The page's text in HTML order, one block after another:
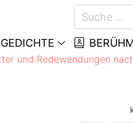
GEDICHTE
und Redewendungen